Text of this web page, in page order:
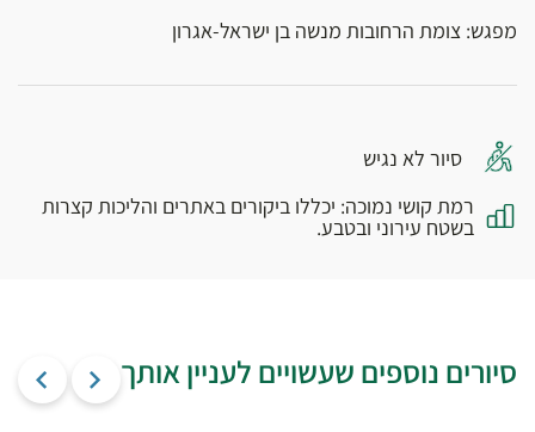
מפגש: צומת הרחובות מנשה בן ישראל-אגרון
סיור לא נגיש
רמת קושי נמוכה: יכללו ביקורים באתרים והליכות קצרות
בשטח עירוני ובטבע.
סיורים נוספים שעשויים לעניין אותך